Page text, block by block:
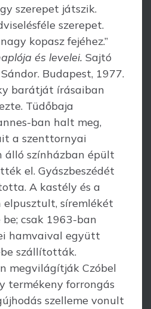
szerepet játszik.
szerepet.
kopasz fejéhez.”
és levelei. Sajtó
Budapest, 1977.
barátját írásaiban
Tüdőbaja
ban halt meg,
a szenttornyai
álló színházban épült
el. Gyász­beszédét
A kastély és a
elpusztult, síremlé­két
csak 1963-ban
hamvaival együtt
szállították.
megvilágítják Czóbel
termékeny forrongás
szelleme vonult